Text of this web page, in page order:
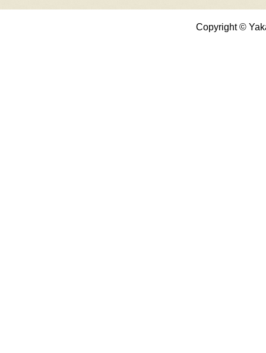
Copyright ©